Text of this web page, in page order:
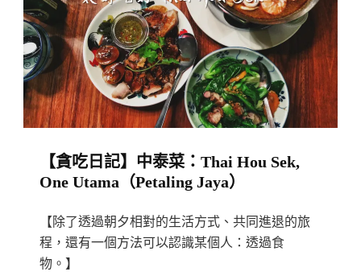
紅
咖
啡
店：
Lisette’s
Bakery〉
【貪吃日記】中泰菜：Thai Hou Sek,
One Utama（Petaling Jaya）
【除了透過朝夕相對的生活方式、共同進退的旅
程，還有一個方法可以認識某個人：透過食
物。】